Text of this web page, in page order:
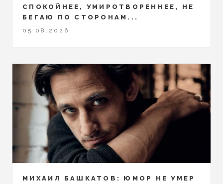
СПОКОЙНЕЕ, УМИРОТВОРЕННЕЕ, НЕ
БЕГАЮ ПО СТОРОНАМ...
05.08.2026
МИХАИЛ БАШКАТОВ: ЮМОР НЕ УМЕР